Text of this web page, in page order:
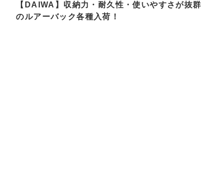
【DAIWA】収納力・耐久性・使いやすさが抜群
のルアーバック各種入荷！